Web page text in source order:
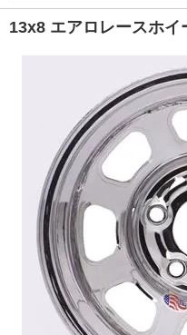
13x8 エアロレースホ